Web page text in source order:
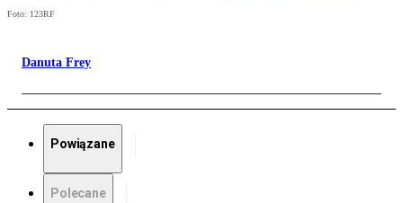
Foto: 123RF
Danuta Frey
Powiązane
Polecane